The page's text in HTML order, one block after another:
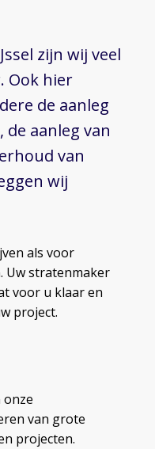
zijn wij veel
Ook hier
de aanleg
aanleg van
van
wij
als voor
Uw stratenmaker
voor u klaar en
project.
onze
van grote
projecten.